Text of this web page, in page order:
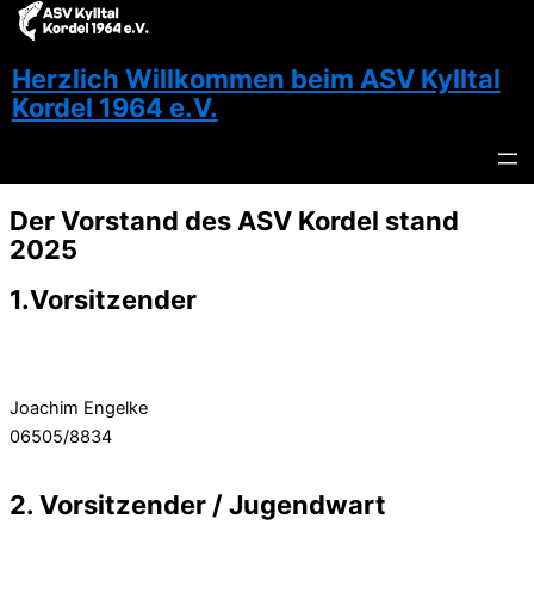
Herzlich Willkommen beim ASV Kylltal
Kordel 1964 e.V.
Der Vorstand des ASV Kordel stand
2025
1.Vorsitzender
Joachim Engelke
06505/8834
2. Vorsitzender / Jugendwart